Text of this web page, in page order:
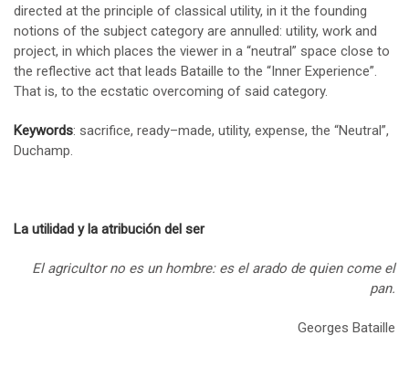
directed at the principle of classical utility, in it the founding
notions of the subject category are annulled: utility, work and
project, in which places the viewer in a “neutral” space close to
the reflective act that leads Bataille to the “Inner Experience”.
That is, to the ecstatic overcoming of said category.
Keywords: sacrifice, ready–made, utility, expense, the “Neutral”,
Duchamp.
La utilidad y la atribución del ser
El agricultor no es un hombre: es el arado de quien come el
pan.
Georges Bataille